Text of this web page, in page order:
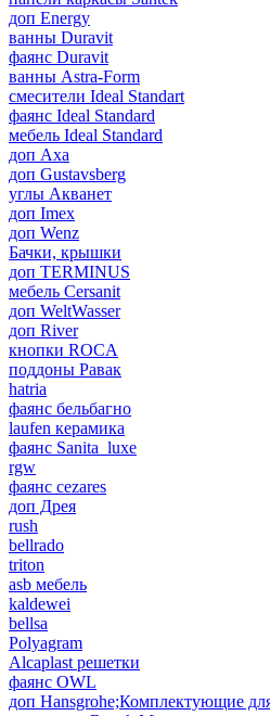
доп Energy
ванны Duravit
фаянс Duravit
ванны Astra-Form
смесители Ideal Standart
фаянс Ideal Standard
мебель Ideal Standard
доп Axa
доп Gustavsberg
углы Акванет
доп Imex
доп Wenz
Бачки, крышки
доп TERMINUS
мебель Cersanit
доп WeltWasser
доп River
кнопки ROCA
поддоны Равак
hatria
фаянс бельбагно
laufen керамика
фаянс Sanita_luxe
rgw
фаянс cezares
доп Дрея
rush
bellrado
triton
asb мебель
kaldewei
bellsa
Polyagram
Alcaplast решетки
фаянс OWL
доп Hansgrohe;Комплектующие